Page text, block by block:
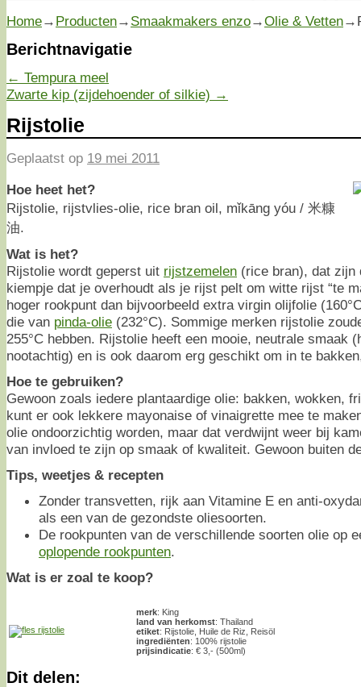
Home→ Producten→ Smaakmakers enzo→Olie & Vetten→
Berichtnavigatie
← Tempura meel
Zwarte kip (zijdehoender of silkie) →
Rijstolie
Geplaatst op 19 mei 2011
Hoe heet het?
Rijstolie, rijstvlies-olie, rice bran oil, mǐkāng yóu / 米糠
油.
Wat is het?
Rijstolie wordt geperst uit rijstzemelen (rice bran), dat zijn
kiempje dat je overhoudt als je rijst pelt om witte rijst “te
hoger rookpunt dan bijvoorbeeld extra virgin olijfolie
die van pinda-olie (232°C). Sommige merken rijstolie
255°C hebben. Rijstolie heeft een mooie, neutrale smaak
nootachtig) en is ook daarom erg geschikt om in te
Hoe te gebruiken?
Gewoon zoals iedere plantaardige olie: bakken, wokken,
kunt er ook lekkere mayonaise of vinaigrette mee te
olie ondoorzichtig worden, maar dat verdwijnt weer bij
van invloed te zijn op smaak of kwaliteit. Gewoon buiten
Tips, weetjes & recepten
Zonder transvetten, rijk aan Vitamine E en anti-
als een van de gezondste oliesoorten.
De rookpunten van de verschillende soorten olie op
oplopende rookpunten.
Wat is er zoal te koop?
merk: King
land van herkomst: Thailand
etiket: Rijstolie, Huile de Riz, Reisöl
ingrediënten: 100% rijstolie
prijsindicatie: € 3,- (500ml)
Dit delen: